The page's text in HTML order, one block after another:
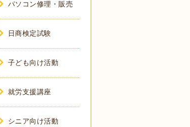
パソコン修理・販売
日商検定試験
子ども向け活動
就労支援講座
シニア向け活動